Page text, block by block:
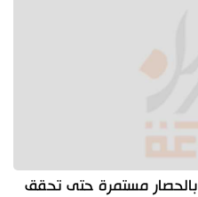
مستمرة حتى تحقق